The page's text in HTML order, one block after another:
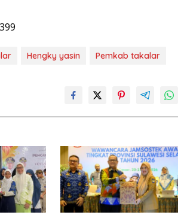
Hengky yasin Pemkab takalar